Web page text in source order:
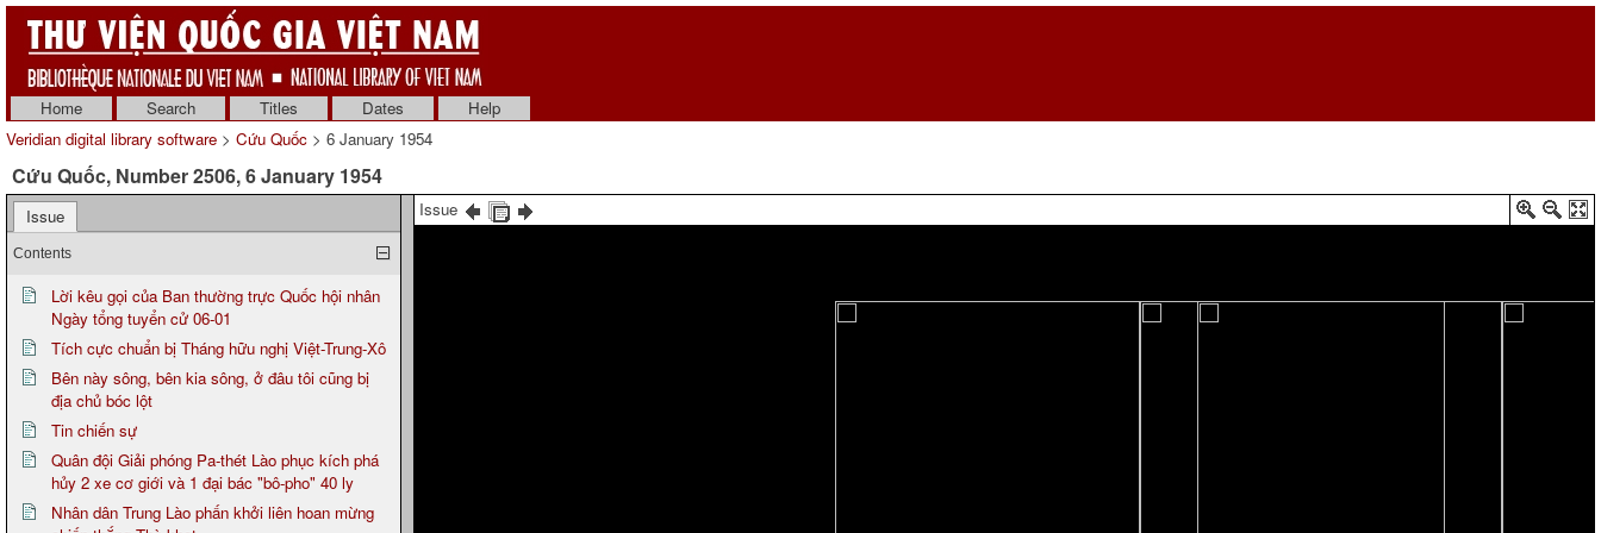
Home Search Titles Dates
Help
Veridian digital library software > Cứu Quốc > 6 January 1954
Cứu Quốc, Number 2506, 6 January 1954
Issue
Contents
Lời kêu gọi của Ban thường trực Quốc hội nhân
Ngày tổng tuyển cử 06-01
Tích cực chuẩn bị Tháng hữu nghị Việt-Trung-Xô
Bên này sông, bên kia sông, ở đâu tôi cũng bị
địa chủ bóc lột
Tin chiến sự
Quân đội Giải phóng Pa-thét Lào phục kích phá
hủy 2 xe cơ giới và 1 đại bác "bô-pho" 40 ly
Nhân dân Trung Lào phấn khởi liên hoan mừng
Issue